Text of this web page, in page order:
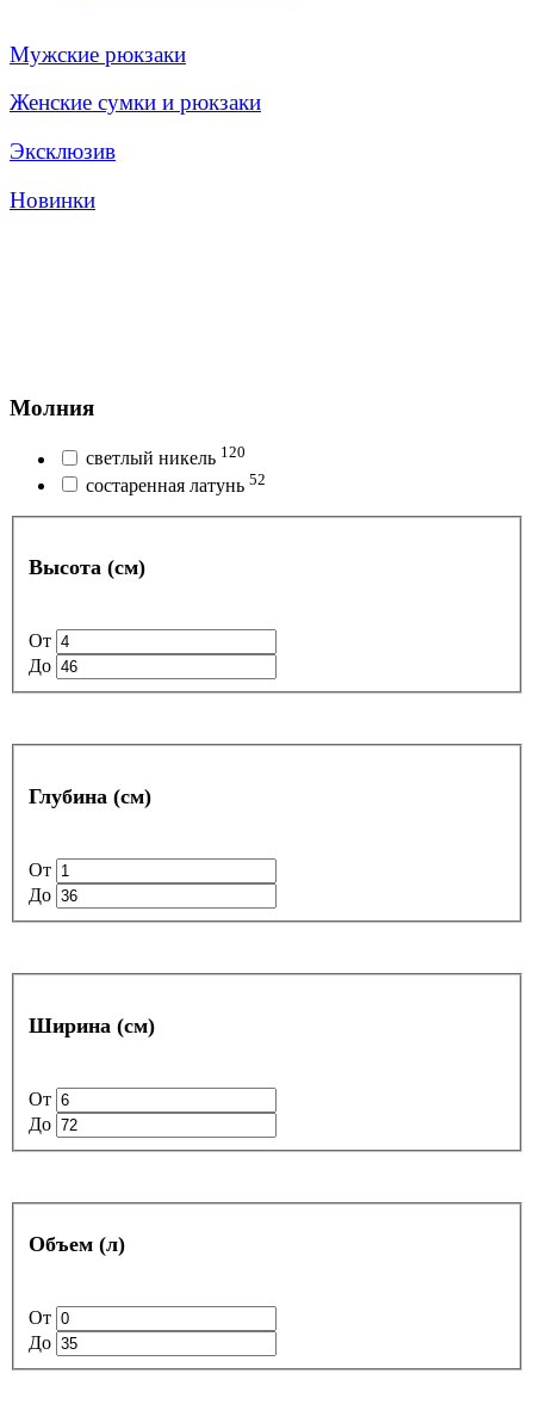
Мужские рюкзаки
Женские сумки и рюкзаки
Эксклюзив
Новинки
Молния
светлый никель 120
состаренная латунь 52
Высота (см)
От
До
Глубина (см)
От
До
Ширина (см)
От
До
Объем (л)
От
До